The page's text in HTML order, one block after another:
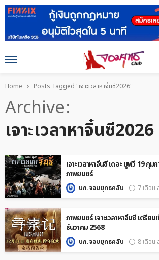
Home Posts Tagged "เจาะเวลาหาจิ๋นซี2026"
Archive
เจาะเวลาหาจิ๋นซี2026
เจาะเวลาหาจิ๋นซี เดอะ มูฟวี่ 19 กุม
ภาพยนตร์
บก.จอมยุทธคลับ 7 เดือน
ภาพยนตร์ เจาะเวลาหาจิ๋นซี เตรียม
ธันวาคม 2568
บก.จอมยุทธคลับ 8 เดือน